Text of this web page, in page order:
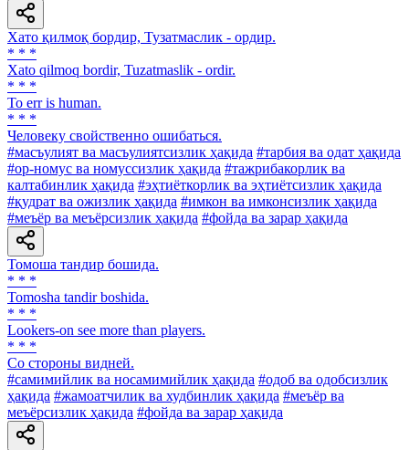
Хато қилмоқ бордир, Тузатмаслик - ордир.
* * *
Xato qilmoq bordir, Tuzatmaslik - ordir.
* * *
To err is human.
* * *
Человеку свойственно ошибаться.
#масъулият ва масъулиятсизлик ҳақида #тарбия ва одат ҳақида
#ор-номус ва номуссизлик ҳақида #тажрибакорлик ва
калтабинлик ҳақида #эҳтиёткорлик ва эҳтиётсизлик ҳақида
#қудрат ва ожизлик ҳақида #имкон ва имконсизлик ҳақида
#меъёр ва меъёрсизлик ҳақида #фойда ва зарар ҳақида
Томоша тандир бошида.
* * *
Tomosha tandir boshida.
* * *
Lookers-on see more than players.
* * *
Co стороны видней.
#самимийлик ва носамимийлик ҳақида #одоб ва одобсизлик
ҳақида #жамоатчилик ва худбинлик ҳақида #меъёр ва
меъёрсизлик ҳақида #фойда ва зарар ҳақида